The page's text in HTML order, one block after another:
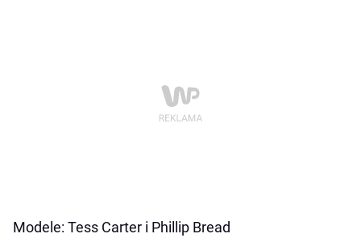
Modele: Tess Carter i Phillip Bread